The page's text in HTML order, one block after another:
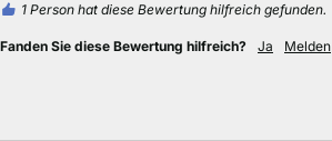
1 Person hat diese Bewertung hilfreich gefunden.
Fanden Sie diese Bewertung hilfreich? Ja Melden